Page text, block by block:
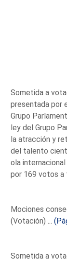
Sometida a
presentada por
Grupo
ley del Grupo
la atracción y
del talento
ola
por 169 votos a
Mociones
(Votación) ...
Sometida a